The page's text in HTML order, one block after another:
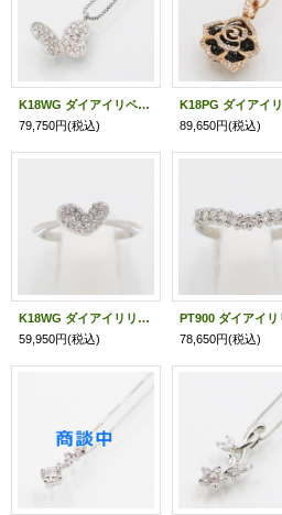
K18WG ダイアイリペンダントネックレス 0.23ct 2.80g
79,750円(税込)
89,650円(税込)
K18WG ダイアイリリング 0.12ct 2.40g
59,950円(税込)
78,650円(税込)